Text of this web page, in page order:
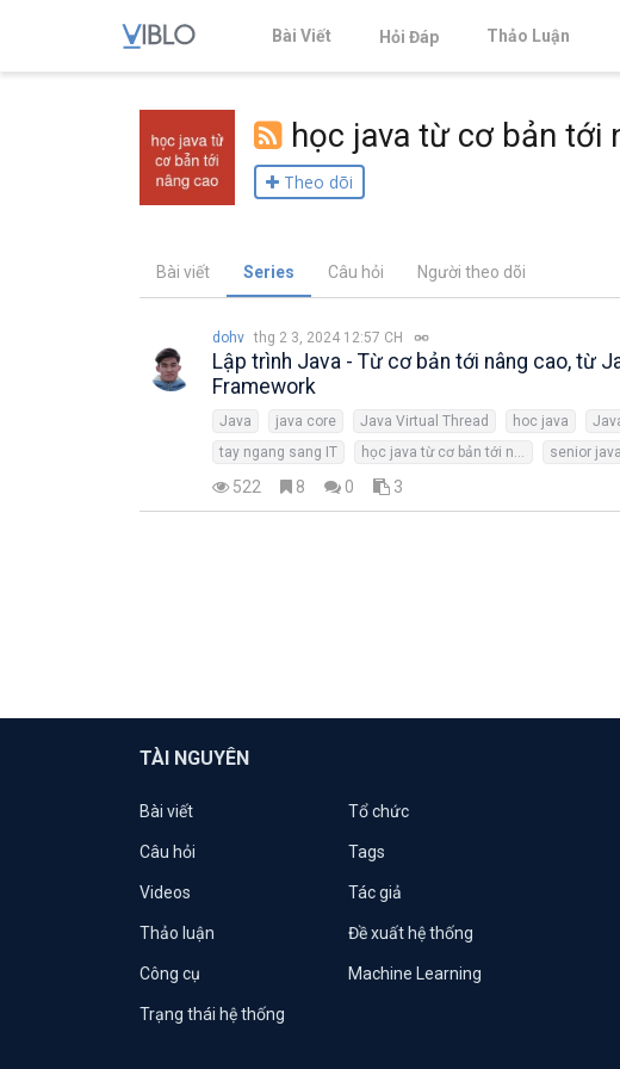
Bài Viết Hỏi Đáp Thảo Luận
học java từ cơ bản tới
Theo dõi
Bài viết Series Câu hỏi Người theo dõi
dohv thg 2 3, 2024 12:57 CH
Lập trình Java - Từ cơ bản tới nâng cao, từ
Framework
Java java core Java Virtual Thread hoc java
tay ngang sang IT
học java từ cơ bản tới nâng cao senior java
522 8 0 3
TÀI NGUYÊN
Bài viết Tổ chức
Câu hỏi Tags
Videos Tác giả
Thảo luận Đề xuất hệ thống
Công cụ Machine Learning
Trạng thái hệ thống